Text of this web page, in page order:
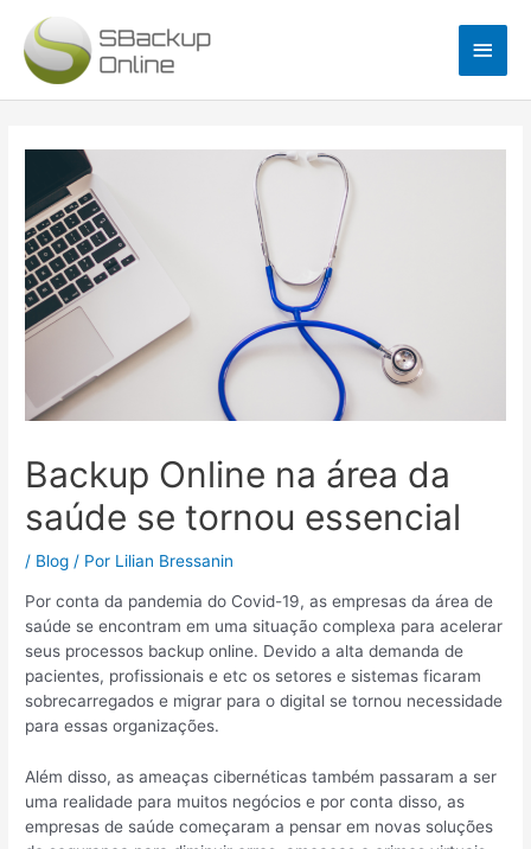
para
conteúdo
Backup Online na área da
saúde se tornou essencial
/ Blog / Por Lilian Bressanin
Por conta da pandemia do Covid-19, as empresas da área de
saúde se encontram em uma situação complexa para acelerar
seus processos backup online. Devido a alta demanda de
pacientes, profissionais e etc os setores e sistemas ficaram
sobrecarregados e migrar para o digital se tornou necessidade
para essas organizações.
Além disso, as ameaças cibernéticas também passaram a ser
uma realidade para muitos negócios e por conta disso, as
empresas de saúde começaram a pensar em novas soluções
Post